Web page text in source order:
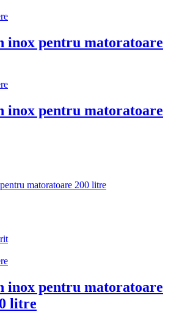
inox pentru matoratoare
inox pentru matoratoare
matoratoare 200 litre
inox pentru matoratoare
litre